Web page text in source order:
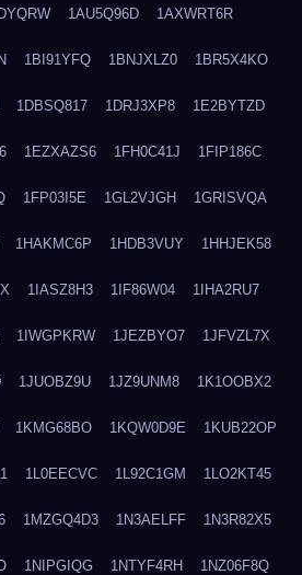
1AU5Q96D 1AXWRT6R
1BI91YFQ 1BNJXLZ0 1BR5X4KO
1DBSQ817 1DRJ3XP8 1E2BYTZD
1EZXAZS6 1FH0C41J 1FIP186C
1FP03I5E 1GL2VJGH 1GRISVQA
1HAKMC6P 1HDB3VUY 1HHJEK58
1IASZ8H3 1IF86W04 1IHA2RU7
1IWGPKRW 1JEZBYO7 1JFVZL7X
1JUOBZ9U 1JZ9UNM8 1K1OOBX2
1KMG68BO 1KQW0D9E 1KUB22OP
1L0EECVC 1L92C1GM 1LO2KT45
1MZGQ4D3 1N3AELFF 1N3R82X5
1NIPGIQG 1NTYF4RH 1NZ06F8Q